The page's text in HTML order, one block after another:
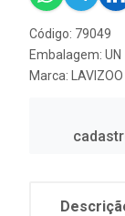
Código: 79049
Embalagem: UN
Marca:
LAVIZOO